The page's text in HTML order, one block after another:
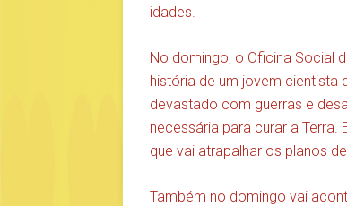
idades.
No domingo, o Oficina Social
história de um jovem cientista
devastado com guerras e
necessária para curar a
que vai atrapalhar os planos
Também no domingo vai